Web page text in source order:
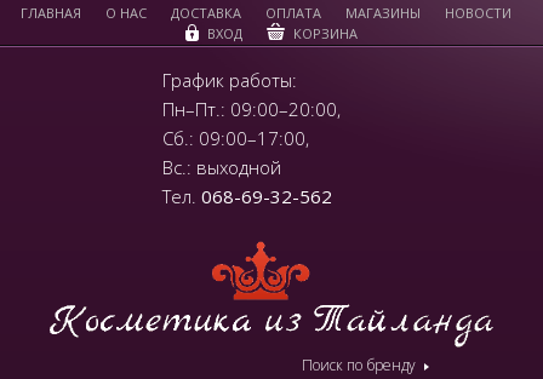
ГЛАВНАЯ О НАС ДОСТАВКА ОПЛАТА МАГАЗИНЫ
НОВОСТИ
ВХОД
КОРЗИНА
График работы:
Пн–Пт.: 09:00–20:00,
Сб.: 09:00–17:00,
Вс.: выходной
Тел. 068-69-32-562
Поиск по бренду